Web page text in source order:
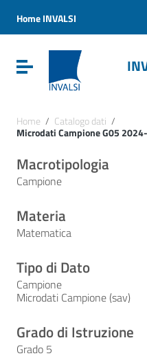
Vai al menu di navigazione
Vai al footer
Home INVALSI
Attiva / disattiva la
Home / Catalogo dati /
Microdati Campione G05
Macrotipologia
Campione
Materia
Matematica
Tipo di Dato
Campione
Microdati Campione (sav)
Grado di Istruzione
Grado 5